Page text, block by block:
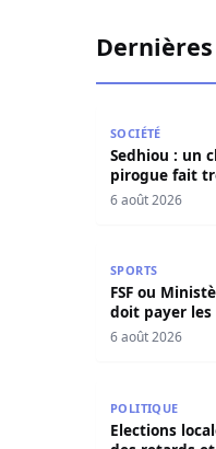
SOCIÉTÉ
Sedhiou : un
pirogue fait
à Goudomp
6 août 2026
SPORTS
FSF ou
doit payer les
Thiaw?
6 août 2026
POLITIQUE
Elections